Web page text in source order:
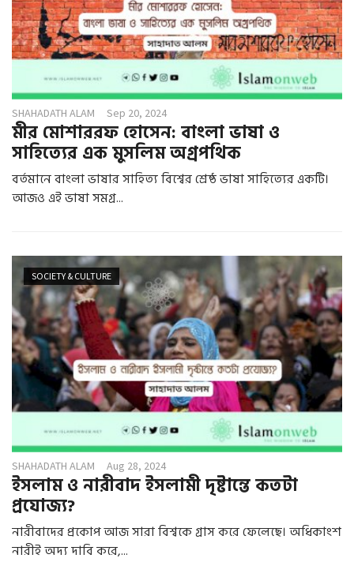
SHAHADATH ALAM Sep 20, 2024
মীর মোশাররফ হোসেন: বাংলা ভাষা ও
সাহিত্যের এক মুসলিম অগ্রপথিক
বর্তমানে বাংলা ভাষার সাহিত্য বিশ্বের শ্রেষ্ঠ ভাষা সাহিত্যের একটি।
আজও এই ভাষা সমগ্র...
SOCIETY & CULTURE
SHAHADATH ALAM Aug 28, 2024
ইসলাম ও নারীবাদ ইসলামী দৃষ্টান্তে কতটা
প্রযোজ্য?
নারীবাদের প্রকোপ আজ সারা বিশ্বকে গ্রাস করে ফেলেছে। অধিকাংশ
নারীই অদ্য দাবি করে,...